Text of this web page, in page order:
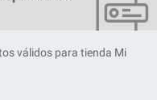
válidos para tienda Mi